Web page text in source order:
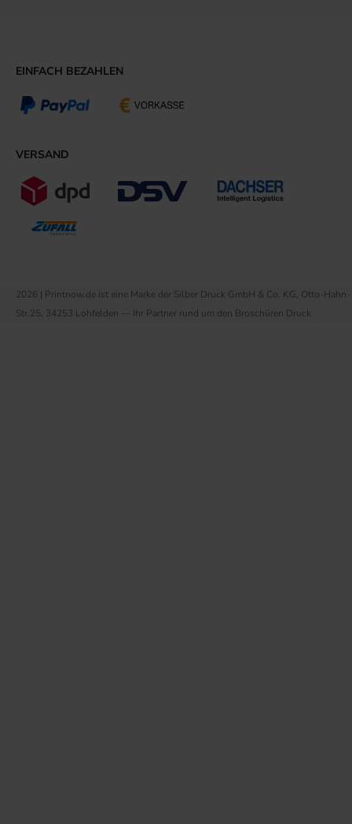
EINFACH BEZAHLEN
VERSAND
2026 | Printnow.de ist eine Marke der Silber Druck GmbH & Co. KG, Otto-Hahn-
Str.25, 34253 Lohfelden — Ihr Partner rund um den Broschüren Druck